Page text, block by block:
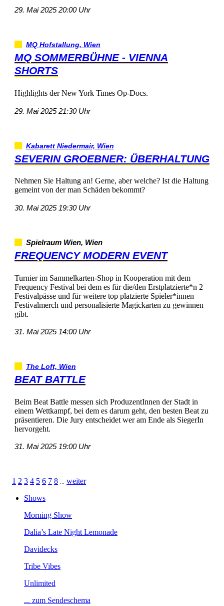
29.Mai202520:00Uhr
MQHofstallung,Wien
MQSOMMERBÜHNE-VIENNA
SHORTS
HighlightsderNewYorkTimesOp-Docs.
29.Mai202521:30Uhr
KabarettNiedermair,Wien
SEVERINGROEBNER:ÜBERHALTUNG
NehmenSieHaltungan!Gerne,aberwelche?IstdieHaltung
gemeintvondermanSchädenbekommt?
30.Mai202519:30Uhr
SpielraumWien,Wien
FREQUENCYMODERNEVENT
TurnierimSammelkarten-ShopinKooperationmitdem
FrequencyFestivalbeidemesfürdie/denErstplatzierte*n2
FestivalpässeundfürweiteretopplatzierteSpieler*innen
FestivalmerchundpersonalisierteMagickartenzugewinnen
gibt.
31.Mai202514:00Uhr
TheLoft,Wien
BEATBATTLE
BeimBeatBattlemessensichProduzentInnenderStadtin
einemWettkampf,beidemesdarumgeht,denbestenBeatzu
präsentieren.DieJuryentscheidetweramEndealsSiegerIn
hervorgeht.
31.Mai202519:00Uhr
1 2 3 4 5 6 7 8
weiter
Shows
MorningShow
Dalia’sLateNightLemonade
Davidecks
TribeVibes
Unlimited
...zumSendeschema